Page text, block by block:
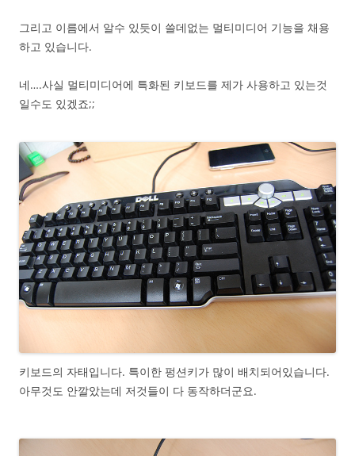
그리고 이름에서 알수 있듯이 쓸데없는 멀티미디어 기능을 채용
하고 있습니다.
네….사실 멀티미디어에 특화된 키보드를 제가 사용하고 있는것
일수도 있겠죠;;
키보드의 자태입니다. 특이한 펑션키가 많이 배치되어있습니다.
아무것도 안깔았는데 저것들이 다 동작하더군요.